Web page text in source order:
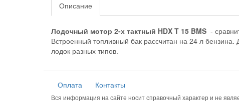
Описание
Лодочный мотор 2-х тактный HDX T 15 BMS -
Встроенный топливный бак рассчитан на 24 л
лодок разных типов.
Оплата Контакты
Вся информация на сайте носит справочный характер и не